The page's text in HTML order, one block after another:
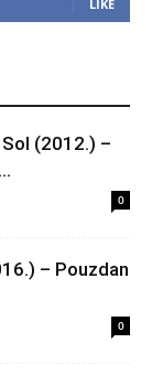
LIKE
(2012.) –
0
– Pouzdan
0